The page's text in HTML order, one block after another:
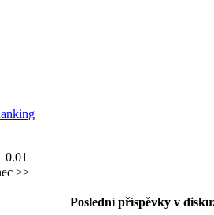
0.01
>>
Poslední příspěvky v